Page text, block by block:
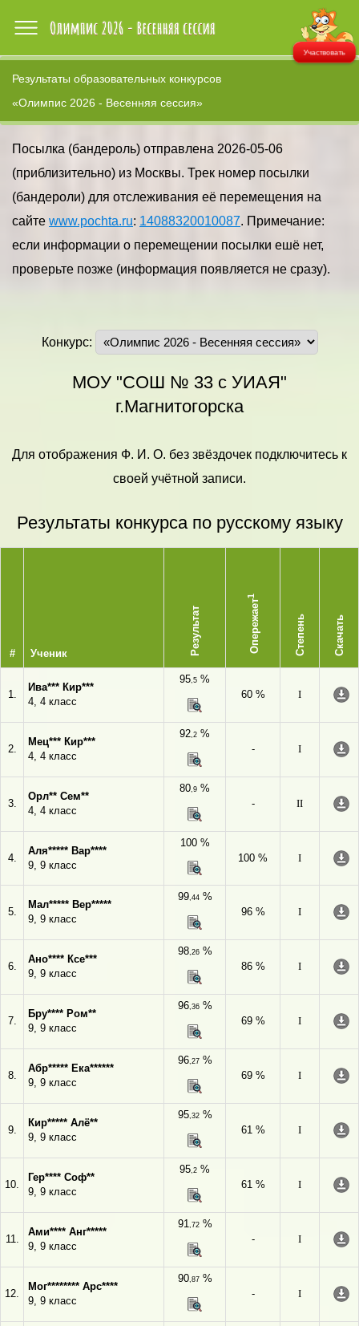
Участвовать
Результаты образовательных конкурсов
«Олимпис 2026 - Весенняя сессия»
Посылка (бандероль) отправлена 2026-05-06
(приблизительно) из Москвы. Трек номер посылки
(бандероли) для отслеживания её перемещения на
сайте www.pochta.ru: 14088320010087. Примечание:
если информации о перемещении посылки ешё нет,
проверьте позже (информация появляется не сразу).
Конкурс:
МОУ "СОШ № 33 с УИАЯ"
г.Магнитогорска
Для отображения Ф. И. О. без звёздочек подключитесь к
своей учётной записи.
Результаты конкурса по русскому языку
# Ученик Результат Опережает
1
Степень Скачать
1.
Ива*** Кир***
4, 4 класс
95,5 %
60 %
I
2.
Мец*** Кир***
4, 4 класс
92,2 %
-
I
3.
Орл** Сем**
4, 4 класс
80,9 %
-
II
4.
Аля***** Вар****
9, 9 класс
100 %
100 %
I
5.
Мал***** Вер*****
9, 9 класс
99,44%
96 %
I
6.
Ано**** Ксе***
9, 9 класс
98,26%
86 %
I
7.
Бру**** Ром**
9, 9 класс
96,36%
69 %
I
8.
Абр***** Ека******
9, 9 класс
96,27%
69 %
I
9.
Кир***** Алё**
9, 9 класс
95,32%
61 %
I
10.
Гер**** Соф**
9, 9 класс
95,2 %
61 %
I
11.
Ами**** Анг*****
9, 9 класс
91,72%
-
I
12.
Мог******** Арс****
9, 9 класс
90,87%
-
I